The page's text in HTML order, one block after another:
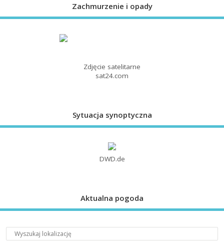
Zachmurzenie i opady
Zdjęcie satelitarne
sat24.com
Sytuacja synoptyczna
DWD.de
Aktualna pogoda